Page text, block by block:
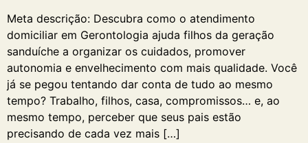
Meta descrição: Descubra como o atendimento
domiciliar em Gerontologia ajuda filhos da geração
sanduíche a organizar os cuidados, promover
autonomia e envelhecimento com mais qualidade. Você
já se pegou tentando dar conta de tudo ao mesmo
tempo? Trabalho, filhos, casa, compromissos… e, ao
mesmo tempo, perceber que seus pais estão
precisando de cada vez mais […]